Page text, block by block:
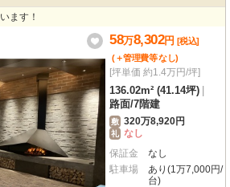
ショッピングセンター「シエスタハコダテ」な
ジネスをスタートさせてみませんか？
ます！
58万8,302円 [税込]
(＋管理費等なし)
[坪単価 約1.4万円/坪]
136.02m² (41.14坪)
路面/7階建
敷 320万8,920円
礼 なし
保証金
なし
駐車場
あり(1万7,000円/
台)